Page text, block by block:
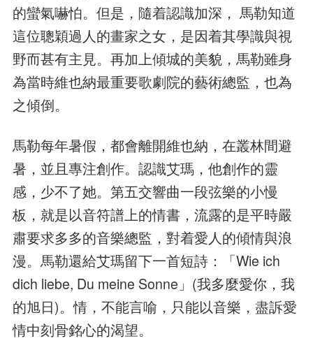
的蠻氣嚇怕。但是，隨着認識加深， 馬勒知道
這位聰穎過人的畫家之女，是因着其學識與視
野而甚有主見。再加上傾城的美貌，馬勒雖身
為當時維也納最重要歌劇院的藝術總監，也為
之傾倒。
馬勒每年暑假，都會離開維也納，在叢林間避
暑，並且專注創作。認識艾瑪，他創作的靈
感，少不了她。第五交響曲一段弦樂的小慢
板，就是以音符譜上的情書，流露的是平時嚴
肅要求多多的音樂總監，對着愛人的傾情與浪
漫。馬勒還給艾瑪留下一首短詩：「Wie ich
dich liebe, Du meine Sonne」(我多麼愛你，我
的旭日)。情，不能言喻，只能以音樂，盡訴愛
情中刻骨銘心的渴望。